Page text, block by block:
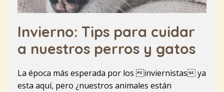
Invierno: Tips para cuidar
a nuestros perros y gatos
La época más esperada por los inviernistas ya
esta aquí, pero ¿nuestros animales están